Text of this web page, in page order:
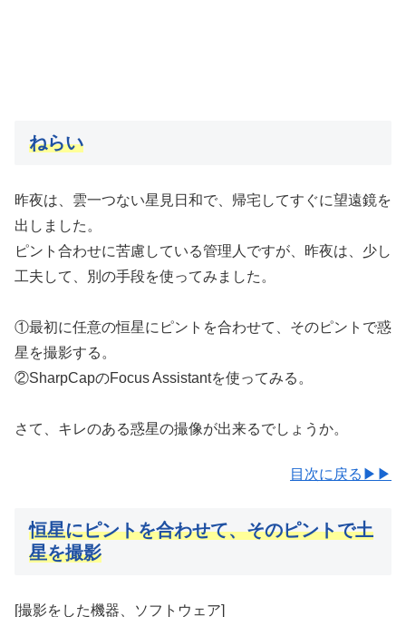
ねらい
昨夜は、雲一つない星見日和で、帰宅してすぐに望遠鏡を
出しました。
ピント合わせに苦慮している管理人ですが、昨夜は、少し
工夫して、別の手段を使ってみました。
①最初に任意の恒星にピントを合わせて、そのピントで惑
星を撮影する。
②SharpCapのFocus Assistantを使ってみる。
さて、キレのある惑星の撮像が出来るでしょうか。
目次に戻る▶▶
恒星にピントを合わせて、そのピントで土
星を撮影
[撮影をした機器、ソフトウェア]